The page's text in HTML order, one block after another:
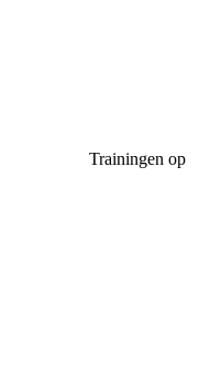
Trainingen op